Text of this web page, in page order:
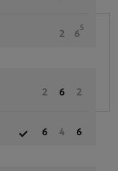
2 6
5
2 6 2
6 4 6